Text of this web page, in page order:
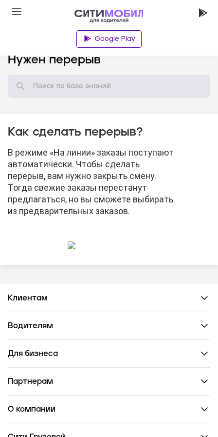
Google Play
Нужен перерыв
Как сделать перерыв?
В режиме «На линии» заказы поступают
автоматически. Чтобы сделать
перерыв, вам нужно закрыть смену.
Тогда свежие заказы перестанут
предлагаться, но вы сможете выбирать
из предварительных заказов.
Клиентам
Водителям
Для бизнеса
Партнерам
О компании